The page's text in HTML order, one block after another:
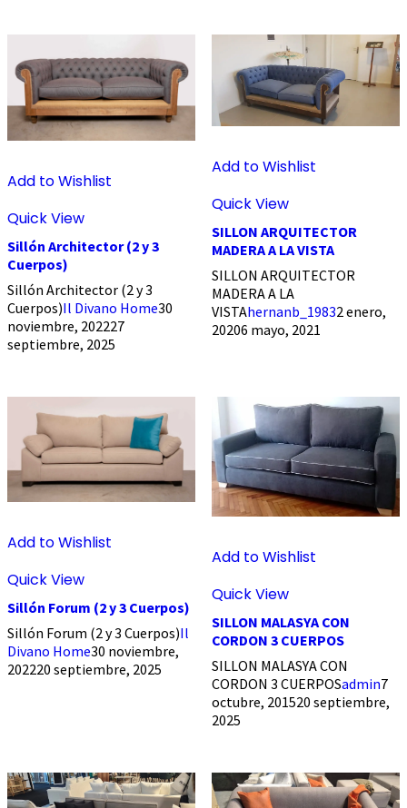
Add to Wishlist
Quick View
Sillón Architector (2 y 3
Cuerpos)
Sillón Architector (2 y 3
Cuerpos)Il Divano Home30
noviembre, 202227
septiembre, 2025
Add to Wishlist
Quick View
SILLON ARQUITECTOR
MADERA A LA VISTA
SILLON ARQUITECTOR
MADERA A LA
VISTAhernanb_19832 enero,
20206 mayo, 2021
Add to Wishlist
Quick View
Sillón Forum (2 y 3 Cuerpos)
Sillón Forum (2 y 3 Cuerpos)Il
Divano Home30 noviembre,
202220 septiembre, 2025
Add to Wishlist
Quick View
SILLON MALASYA CON
CORDON 3 CUERPOS
SILLON MALASYA CON
CORDON 3 CUERPOSadmin7
octubre, 201520 septiembre,
2025